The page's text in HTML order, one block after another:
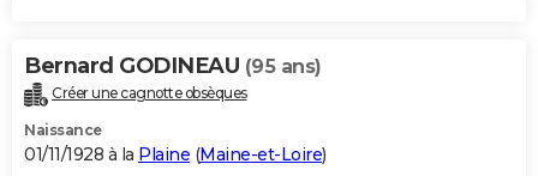
Bernard GODINEAU (95 ans)
Créer une cagnotte obsèques
Naissance
01/11/1928 à la Plaine (Maine-et-Loire)